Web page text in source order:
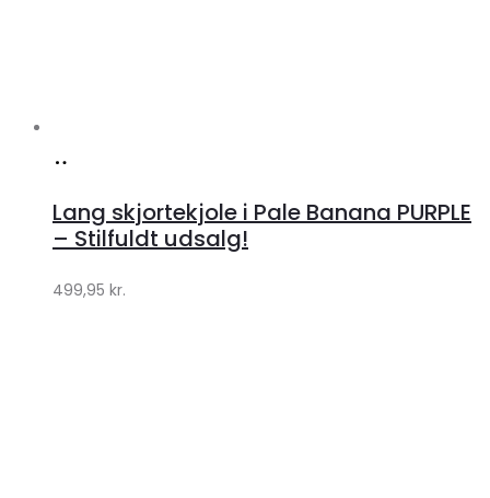
Klædeskabet.dk
Lang skjortekjole i Pale Banana PURPLE
– Stilfuldt udsalg!
499,95 kr.